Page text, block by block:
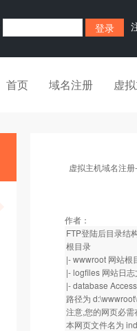
首页 域名注册 虚
虚拟主机域名注
作者：
FTP登陆后目录结
根目录
|- wwwroot 网站根
|- logfiles 网站日
|- database
路径为
注意,您的网页必
本网页文件名为